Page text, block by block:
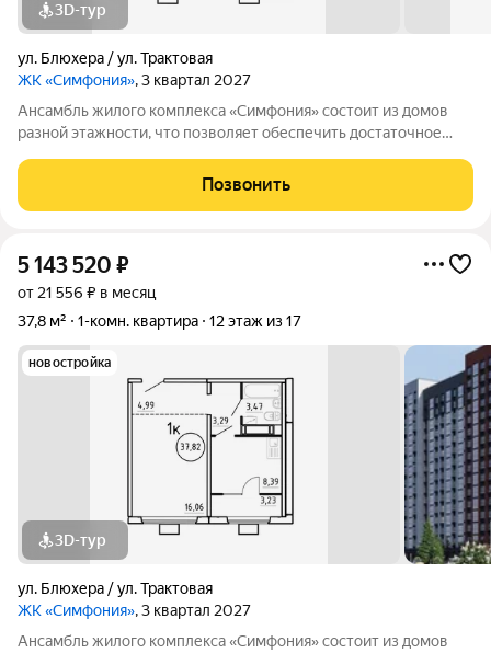
3D-тур
ул. Блюхера / ул. Трактовая
ЖК «Симфония», 3 квартал 2027
Ансамбль жилого комплекса «Симфония» состоит из домов
разной этажности, что позволяет обеспечить достаточное
времени и предлагаем квартиры с уже готовой базовой
отделкой. Заезжайте и живите! ЖК
Позвонить
5 143 520 ₽
от 21 556 ₽ в месяц
37,8 м²
1-комн. квартира 12 этаж из 17
новостройка
3D-тур
ул. Блюхера / ул. Трактовая
ЖК «Симфония», 3 квартал 2027
Ансамбль жилого комплекса «Симфония» состоит из домов